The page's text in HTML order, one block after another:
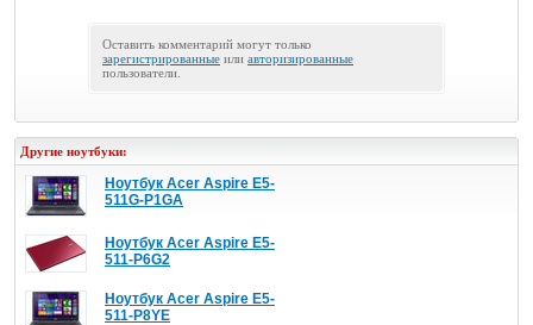
Оставить комментарий могут только
зарегистрированные или авторизированные
пользователи.
Другие ноутбуки:
Ноутбук Acer Aspire E5-
511G-P1GA
Ноутбук Acer Aspire E5-
511-P6G2
Ноутбук Acer Aspire E5-
511-P8YE